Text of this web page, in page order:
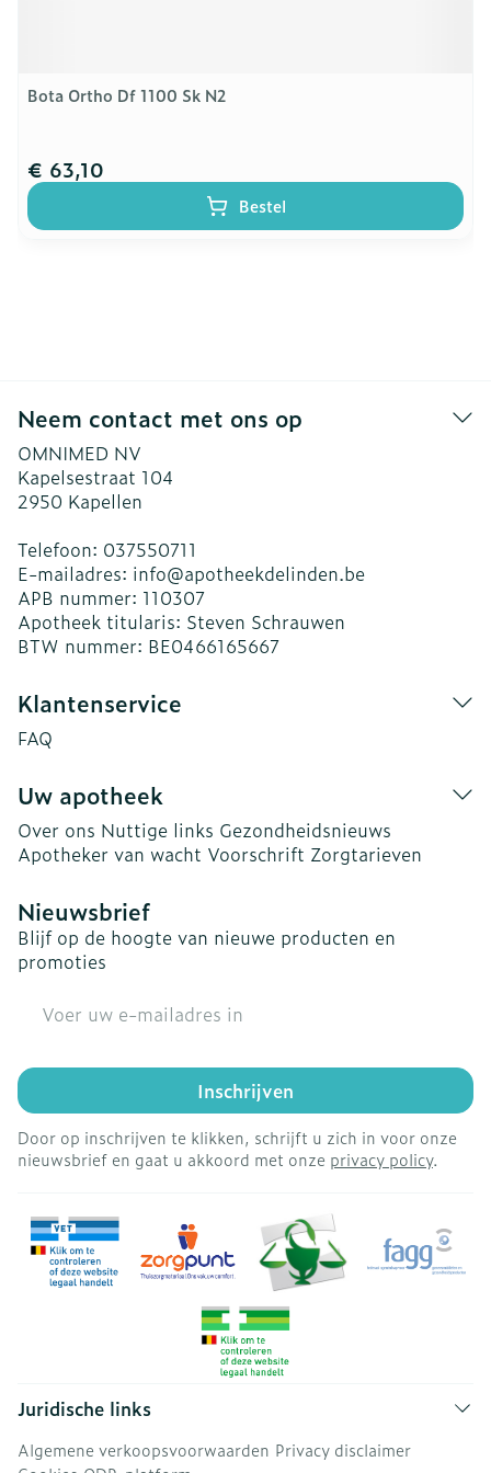
Bota Ortho Df 1100 Sk N2
€ 63,10
Bestel
Neem contact met ons op
OMNIMED NV
Kapelsestraat 104
2950 Kapellen
Telefoon: 037550711
E-mailadres: info@apotheekdelinden.be
APB nummer: 110307
Apotheek titularis: Steven Schrauwen
BTW nummer: BE0466165667
Klantenservice
FAQ
Uw apotheek
Over ons Nuttige links Gezondheidsnieuws
Apotheker van wacht Voorschrift Zorgtarieven
Nieuwsbrief
Blijf op de hoogte van nieuwe producten en
promoties
Inschrijven
Door op inschrijven te klikken, schrijft u zich in voor onze
nieuwsbrief en gaat u akkoord met onze privacy policy.
Juridische links
Algemene verkoopsvoorwaarden Privacy disclaimer